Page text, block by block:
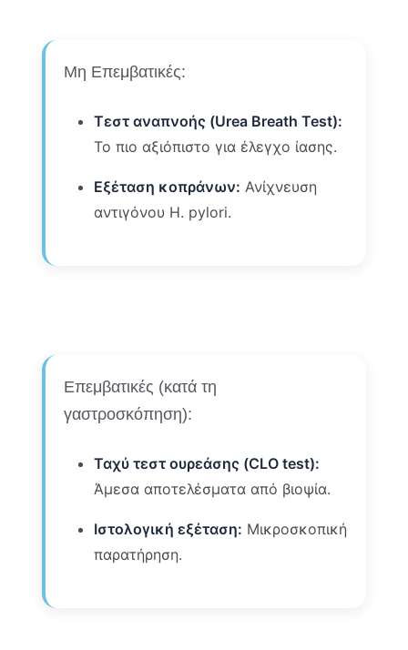
Μη Επεμβατικές:
Τεστ αναπνοής (Urea Breath Test):
Το πιο αξιόπιστο για έλεγχο ίασης.
Εξέταση κοπράνων: Ανίχνευση
αντιγόνου H. pylori.
Επεμβατικές (κατά τη
γαστροσκόπηση):
Ταχύ τεστ ουρεάσης (CLO test):
Άμεσα αποτελέσματα από βιοψία.
Ιστολογική εξέταση: Μικροσκοπική
παρατήρηση.